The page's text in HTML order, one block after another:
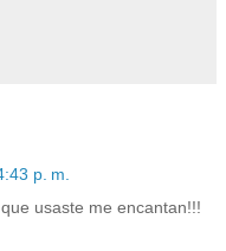
p. m.
usaste me encantan!!!